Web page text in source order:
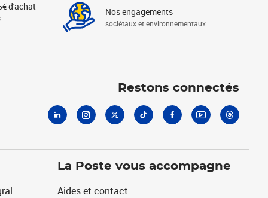
d'achat Nos engagements
sociétaux et environnementaux
Restons connectés
La Poste vous accompagne
Aides et contact